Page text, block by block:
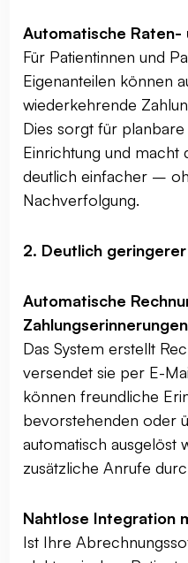
Automatische Raten-
Für Patientinnen und
Eigenanteilen können
wiederkehrende
Dies sorgt für
Einrichtung und macht
deutlich einfacher –
Nachverfolgung.
2. Deutlich
Automatische
Zahlungserinnerungen
Das System erstellt
versendet sie per E-
können freundliche
bevorstehenden oder
automatisch
zusätzliche Anrufe
Nahtlose Integration
Ist Ihre